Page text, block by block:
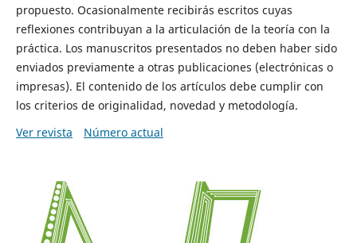
propuesto. Ocasionalmente recibirás escritos cuyas
reflexiones contribuyan a la articulación de la teoría con la
práctica. Los manuscritos presentados no deben haber sido
enviados previamente a otras publicaciones (electrónicas o
impresas). El contenido de los artículos debe cumplir con
los criterios de originalidad, novedad y metodología.
Ver revista
Número actual